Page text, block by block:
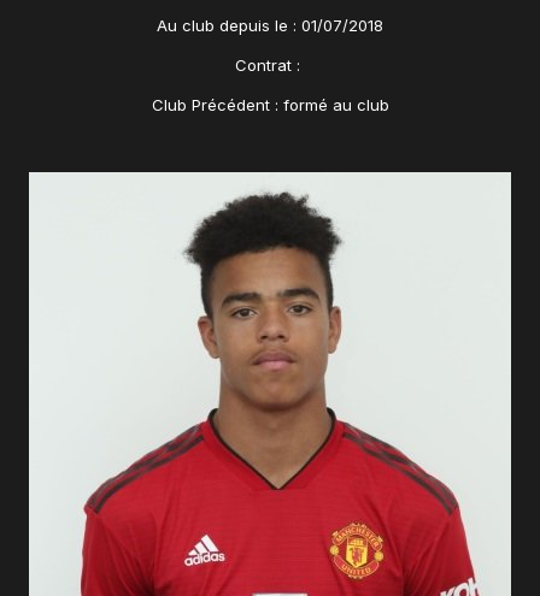
Au club depuis le : 01/07/2018
Contrat :
Club Précédent : formé au club